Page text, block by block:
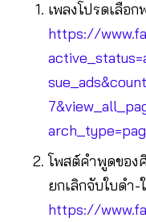
เพลงโปรดเลือ
https://
โพสต์คำพูดของ
ยกเลิกจับใบดำ-
https://